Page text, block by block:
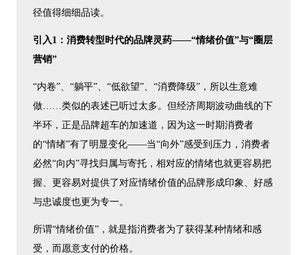
径值得细细品读。
引入1：消费转型时代的品牌灵药——“情绪价值”与“圈层
营销”
“内卷”、“躺平”、“低欲望”、“消费降级”，所以生意难
做……类似的表述已听过太多。但经济周期波动曲线的下
半环，正是品牌超车的加速道，因为这一时期消费者
的“情绪”有了明显变化——当“向外”感受到压力，消费者
必然“向内”寻找归属与寄托，相对应的情绪也就更容易把
握、更容易对提供了对应情绪价值的品牌形成印象、好感
与忠诚度也更为专一。
所谓“情绪价值”，就是指消费者为了获得某种情绪和感
受，而愿意支付的价格。